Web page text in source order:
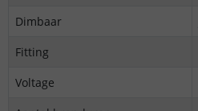
Dimbaar
Fitting
Voltage